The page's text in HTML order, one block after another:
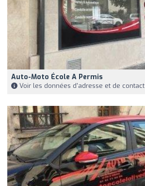
Auto-Moto École A Permis
Voir les données d'adresse et de contact